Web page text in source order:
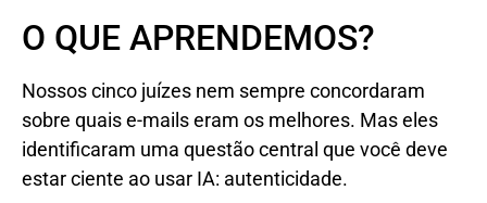
O QUE APRENDEMOS?
Nossos cinco juízes nem sempre concordaram
sobre quais e-mails eram os melhores. Mas eles
identificaram uma questão central que você deve
estar ciente ao usar IA: autenticidade.